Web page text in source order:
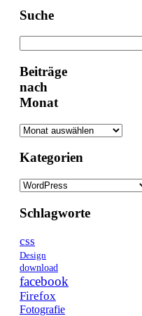
Suche
Beiträge
nach
Monat
Kategorien
Kategorien
Schlagworte
css
Design
download
facebook
Firefox
Fotografie